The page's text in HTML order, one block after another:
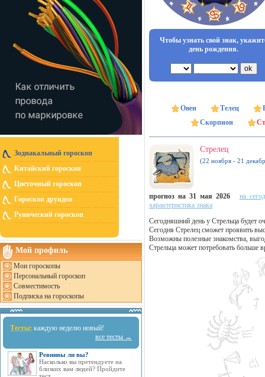
Зодиакальный гороскоп
Китайский гороскоп
Цветочный гороскоп
Гороскоп друидов
Рунический гороскоп
Мой профиль
Мои гороскопы
Персональный гороскоп
Совместимость
Подписка на гороскопы
Тесты: каждую неделю новый!
все тесты →
Ревнивы ли вы?
Насколько вы претендуете на
близких вам людей? Пройдите
Чтобы узнать свой знак,
день рождения.
Овен Телец
Скорпион
Стрелец
(22 ноября - 21
прогноз на 31 мая 2026
на
характеристика знака
Сегодняшний день у Стрельца будет
Сегодня Стрелец сможет проявить
Возможны полезные знакомства,
Стрельца может потребовать больше